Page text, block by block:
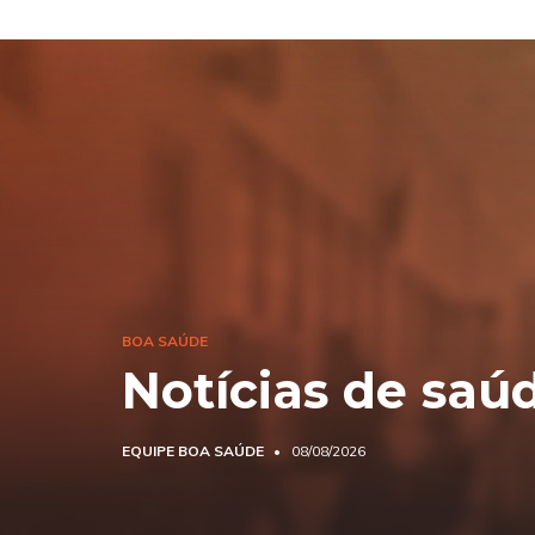
BOA SAÚDE
Notícias de
EQUIPE BOA SAÚDE 08/08/2026